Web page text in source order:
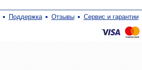
Поддержка Отзывы Сервис и гарантии